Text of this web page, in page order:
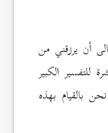
أن يرزقني من
للتفسير الكبير
بالقيام بهذه